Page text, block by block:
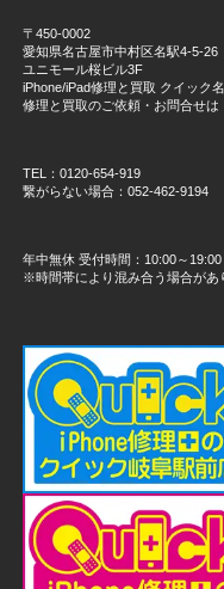
〒450-0002
愛知県名古屋市中村区名駅4-5-26
ユニモール桜ビル3F
iPhone/iPad修理と買取 クイック
修理と買取のご依頼・お問合せは
TEL：0120-654-919
繋がらない場合：052-462-9194
年中無休 受付時間：10:00～19:00
※時間帯により混み合う場合があ